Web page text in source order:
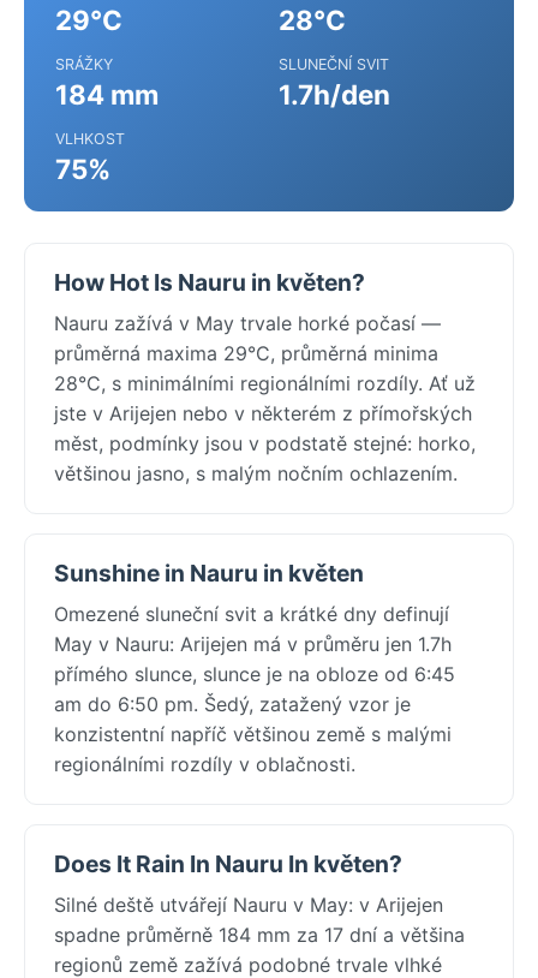
29°C 28°C
SRÁŽKY
184 mm
SLUNEČNÍ SVIT
1.7h/den
VLHKOST
75%
How Hot Is Nauru in květen?
Nauru zažívá v May trvale horké počasí —
průměrná maxima 29°C, průměrná minima
28°C, s minimálními regionálními rozdíly. Ať už
jste v Arijejen nebo v některém z přímořských
měst, podmínky jsou v podstatě stejné: horko,
většinou jasno, s malým nočním ochlazením.
Sunshine in Nauru in květen
Omezené sluneční svit a krátké dny definují
May v Nauru: Arijejen má v průměru jen 1.7h
přímého slunce, slunce je na obloze od 6:45
am do 6:50 pm. Šedý, zatažený vzor je
konzistentní napříč většinou země s malými
regionálními rozdíly v oblačnosti.
Does It Rain In Nauru In květen?
Silné deště utvářejí Nauru v May: v Arijejen
spadne průměrně 184 mm za 17 dní a většina
regionů země zažívá podobné trvale vlhké